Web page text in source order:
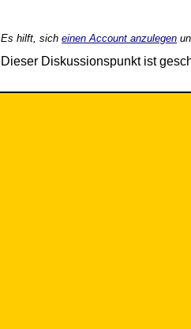
Es hilft, sicheinen Account anzulegen
Dieser Diskussionspunkt ist